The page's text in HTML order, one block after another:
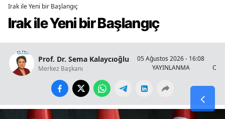
Irak ile Yeni bir Başlangıç
Irak ile Yeni bir Başlangıç
Prof. Dr. Sema Kalaycıoğlu
Merkez Başkanı
05 Ağustos 2026 - 16:08
YAYINLANMA